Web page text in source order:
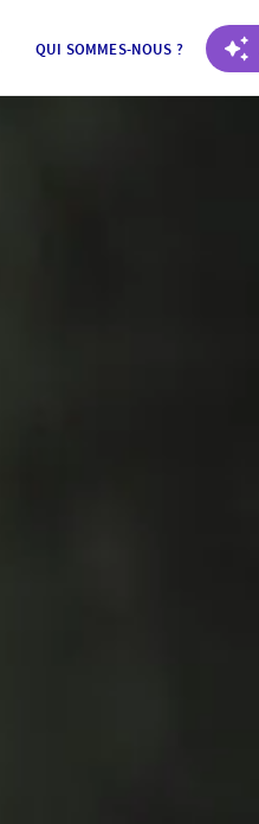
QUI SOMMES-NOUS ?